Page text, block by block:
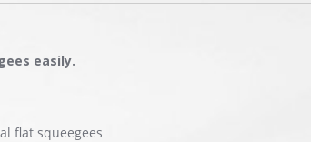
easily.
flat squeegees